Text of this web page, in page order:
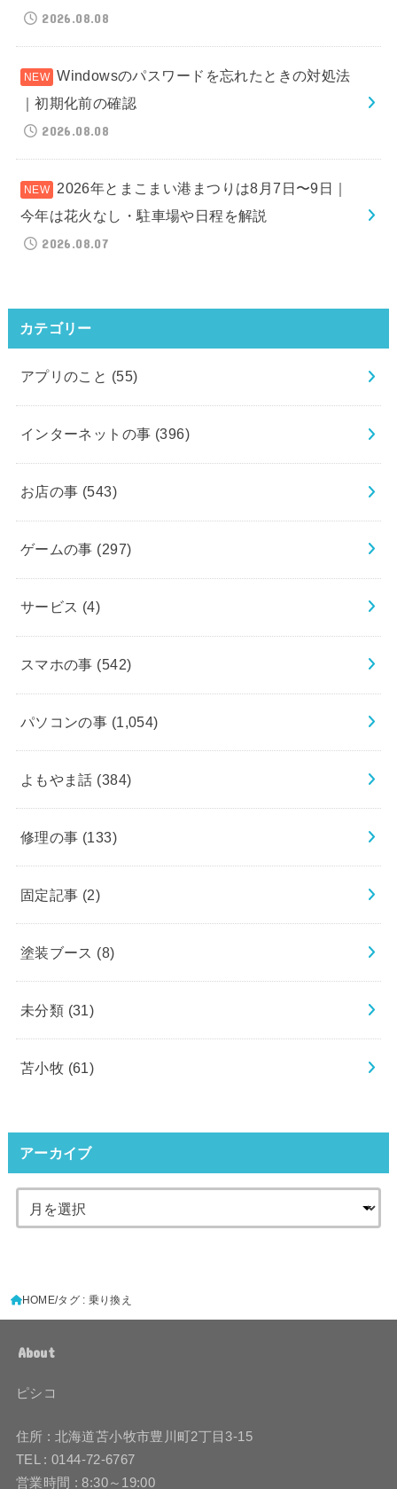
2026.08.08
Windowsのパスワードを忘れたときの対処法
｜初期化前の確認
2026.08.08
2026年とまこまい港まつりは8月7日〜9日｜
今年は花火なし・駐車場や日程を解説
2026.08.07
カテゴリー
アプリのこと (55)
インターネットの事 (396)
お店の事 (543)
ゲームの事 (297)
サービス (4)
スマホの事 (542)
パソコンの事 (1,054)
よもやま話 (384)
修理の事 (133)
固定記事 (2)
塗装ブース (8)
未分類 (31)
苫小牧 (61)
アーカイブ
HOME タグ : 乗り換え
About
ピシコ
住所 : 北海道苫小牧市豊川町2丁目3-15
TEL : 0144-72-6767
営業時間 : 8:30～19:00